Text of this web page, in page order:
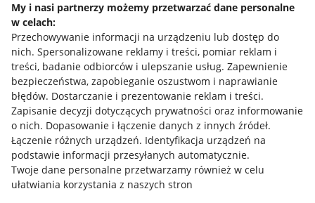
My i nasi partnerzy możemy przetwarzać dane personalne
w celach:
Przechowywanie informacji na urządzeniu lub dostęp do
nich. Spersonalizowane reklamy i treści, pomiar reklam i
treści, badanie odbiorców i ulepszanie usług. Zapewnienie
bezpieczeństwa, zapobieganie oszustwom i naprawianie
błędów. Dostarczanie i prezentowanie reklam i treści.
Zapisanie decyzji dotyczących prywatności oraz informowanie
o nich. Dopasowanie i łączenie danych z innych źródeł.
Łączenie różnych urządzeń. Identyfikacja urządzeń na
podstawie informacji przesyłanych automatycznie.
Twoje dane personalne przetwarzamy również w celu
ułatwiania korzystania z naszych stron
Allegro Gadane dla sprzedających
Allegro Gadane dla kupujących
Mapa miejscowości
Informacje prawne
Regulamin
Polityka plików "cookies"
Ustawienia plików "cookies"